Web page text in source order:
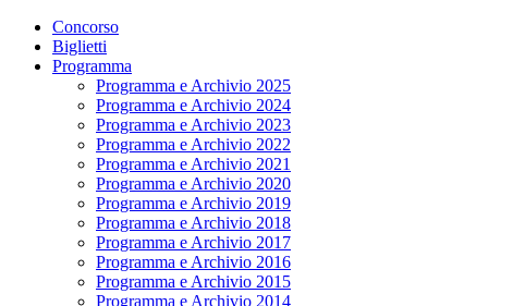
Concorso
Biglietti
Programma
Programma e Archivio 2025
Programma e Archivio 2024
Programma e Archivio 2023
Programma e Archivio 2022
Programma e Archivio 2021
Programma e Archivio 2020
Programma e Archivio 2019
Programma e Archivio 2018
Programma e Archivio 2017
Programma e Archivio 2016
Programma e Archivio 2015
Programma e Archivio 2014